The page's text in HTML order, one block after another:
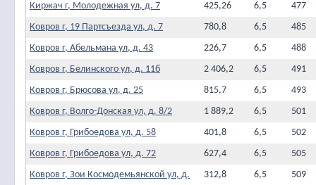
Киржач г, Молодежная ул, д. 7
425,26 6,5
477
Ковров г, 19 Партсъезда ул, д. 7
780,8 6,5
485
Ковров г, Абельмана ул, д. 43
226,7 6,5
488
Ковров г, Белинского ул, д. 11б
2 406,2 6,5
491
Ковров г, Брюсова ул, д. 25
815,7 6,5
493
Ковров г, Волго-Донская ул, д. 8/2
1 889,2 6,5
501
Ковров г, Грибоедова ул, д. 58
401,8 6,5
502
Ковров г, Грибоедова ул, д. 72
627,4 6,5
505
Ковров г, Зои Космодемьянской ул, д.
312,8 6,5 509